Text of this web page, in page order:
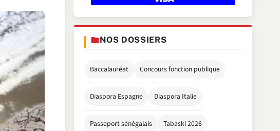
NOS DOSSIERS
Baccalauréat Concours fonction publique
Diaspora Espagne Diaspora Italie
Passeport sénégalais Tabaski 2026